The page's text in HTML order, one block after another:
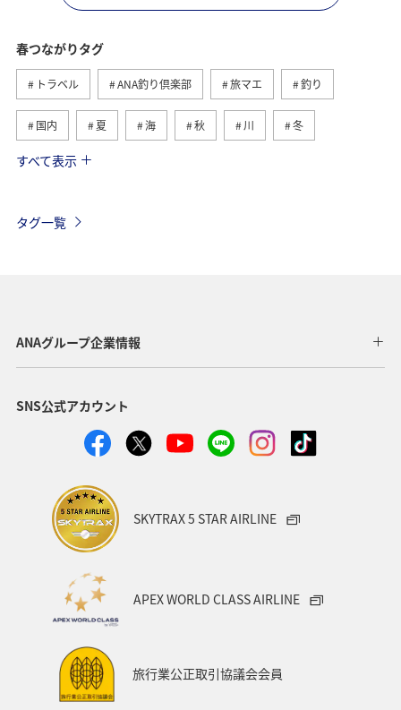
春つながりタグ
トラベル ANA釣り倶楽部 旅マエ 釣り
国内 夏 海 秋 川 冬
旅ナカ
和歌山県 クロダイ 九州地方
ロウニンアジ（GT）
千葉県 西表島 イシダイ
栃木県 群馬県
徳島県 鳥取県
宮古島
島根県 長野県
お祭り・イベント
関東・甲信越地方
すべて表示
タグ一覧
ANAグループ企業情報
SNS公式アカウント
SKYTRAX 5 STAR AIRLINE
APEX WORLD CLASS AIRLINE
旅行業公正取引協議会会員